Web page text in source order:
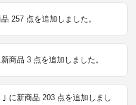
257 点を追加しました。
商品 3 点を追加しました。
に新商品 203 点を追加しまし